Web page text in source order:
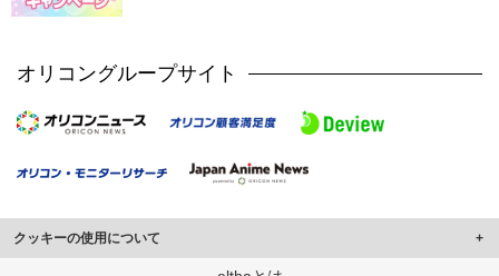
オリコングループサイト
クッキーの使用について